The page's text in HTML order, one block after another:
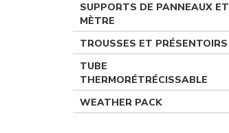
SUPPORTS DE PANNEAUX ET
MÈTRE
TROUSSES ET PRÉSENTOIRS
TUBE
THERMORÉTRÉCISSABLE
WEATHER PACK